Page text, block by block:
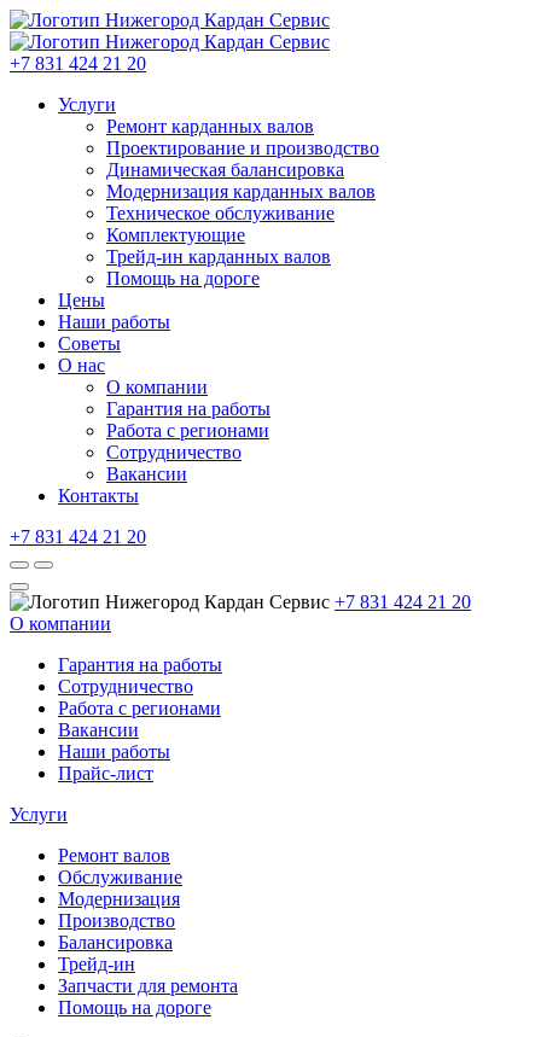
+7 831 424 21 20
Услуги
Ремонт карданных валов
Проектирование и производство
Динамическая балансировка
Модернизация карданных валов
Техническое обслуживание
Комплектующие
Трейд-ин карданных валов
Помощь на дороге
Цены
Наши работы
Советы
О нас
О компании
Гарантия на работы
Работа с регионами
Сотрудничество
Вакансии
Контакты
+7 831 424 21 20
+7 831 424 21 20
О компании
Гарантия на работы
Сотрудничество
Работа с регионами
Вакансии
Наши работы
Прайс-лист
Услуги
Ремонт валов
Обслуживание
Модернизация
Производство
Балансировка
Трейд-ин
Запчасти для ремонта
Помощь на дороге